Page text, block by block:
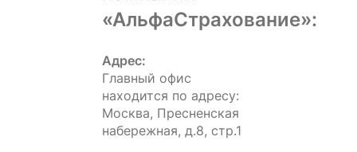
«АльфаСтрахование»:
Адрес:
Главный офис
находится по адресу:
Москва, Пресненская
набережная, д.8, стр.1